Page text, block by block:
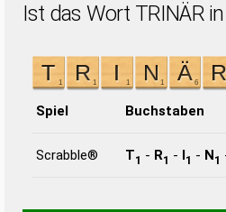
Ist das Wort TRINÄR
Spiel Buchstaben
Scrabble® T1 - R1 - I1 - N1